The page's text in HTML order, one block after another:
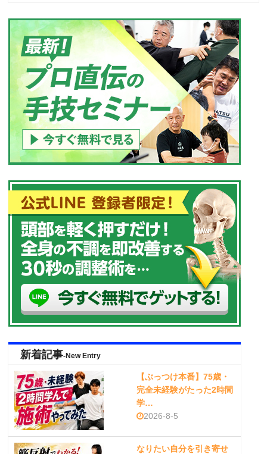
新着記事-New Entry
【ぶっつけ本番】75歳・
完全未経験がたった2時間
学…
2026-8-5
なりたい自分を引き寄せ